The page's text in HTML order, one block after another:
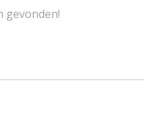
gevonden!